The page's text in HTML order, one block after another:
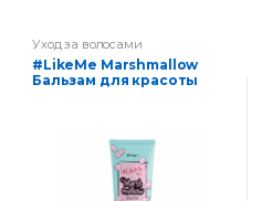
Уход за волосами
#LikeMe Marshmallow
Бальзам для красоты